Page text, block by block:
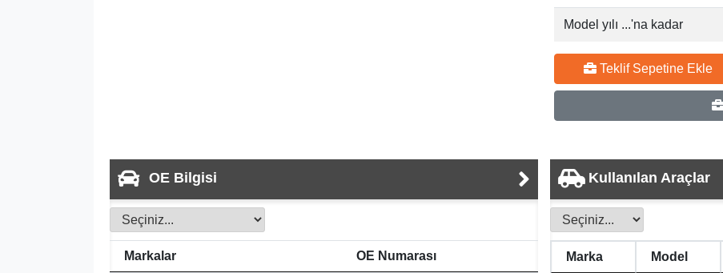
Model yılı ...'na kadar
Teklif Sepetine Ekle
OE Bilgisi
Markalar OE Numarası
Kullanılan Araçlar
Marka Model